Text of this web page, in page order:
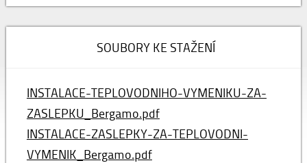
SOUBORY KE STAŽENÍ
INSTALACE-TEPLOVODNIHO-VYMENIKU-ZA-
ZASLEPKU_Bergamo.pdf
INSTALACE-ZASLEPKY-ZA-TEPLOVODNI-
VYMENIK_Bergamo.pdf